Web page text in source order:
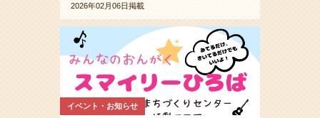
2026年02月06日掲載
イベント・お知らせ